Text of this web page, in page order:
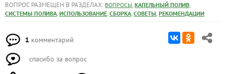
ВОПРОС РАЗМЕЩЕН В РАЗДЕЛАХ: ВОПРОСЫ, КАПЕЛЬНЫЙ ПОЛИВ,
СИСТЕМЫ ПОЛИВА, ИСПОЛЬЗОВАНИЕ, СБОРКА, СОВЕТЫ, РЕКОМЕНДАЦИИ
1 комментарий
спасибо за вопрос